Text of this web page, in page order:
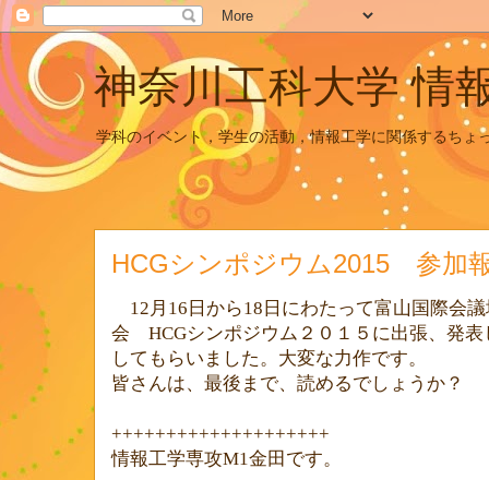
神奈川工科大学 情
学科のイベント，学生の活動，情報工学に関係するちょ
HCGシンポジウム2015 参加
12月16日から18日にわたって富山国際会
会 HCGシンポジウム２０１５に出張、発表
してもらいました。大変な力作です。
皆さんは、最後まで、読めるでしょうか？
++++++++++++++++++++
情報工学専攻M1金田です。